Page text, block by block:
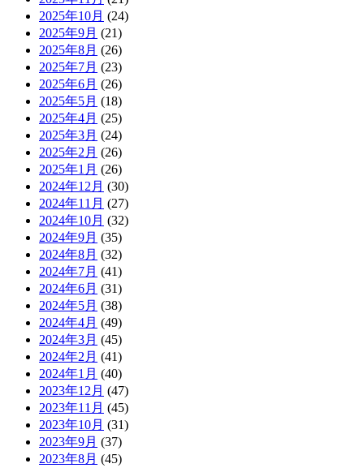
2025年10月 (24)
2025年9月 (21)
2025年8月 (26)
2025年7月 (23)
2025年6月 (26)
2025年5月 (18)
2025年4月 (25)
2025年3月 (24)
2025年2月 (26)
2025年1月 (26)
2024年12月 (30)
2024年11月 (27)
2024年10月 (32)
2024年9月 (35)
2024年8月 (32)
2024年7月 (41)
2024年6月 (31)
2024年5月 (38)
2024年4月 (49)
2024年3月 (45)
2024年2月 (41)
2024年1月 (40)
2023年12月 (47)
2023年11月 (45)
2023年10月 (31)
2023年9月 (37)
2023年8月 (45)